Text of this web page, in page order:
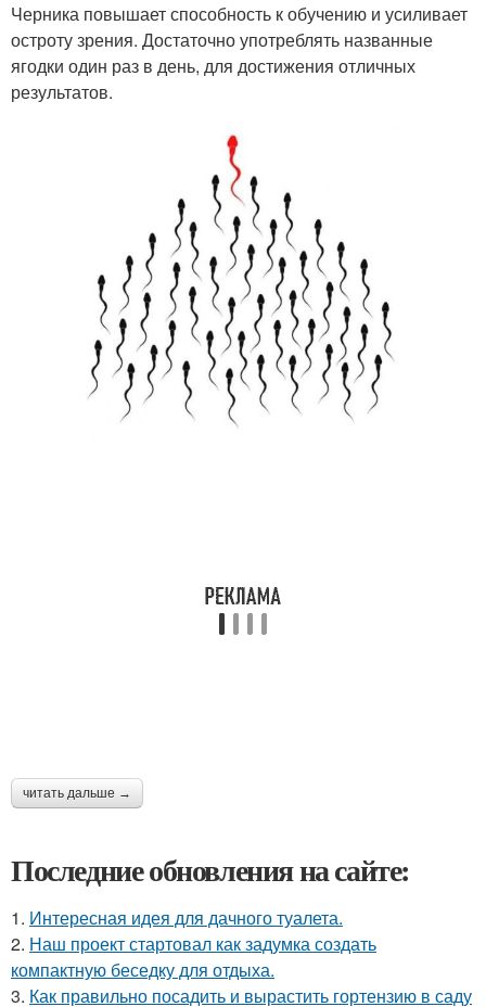
Черника повышает способность к обучению и усиливает
остроту зрения. Достаточно употреблять названные
ягодки один раз в день, для достижения отличных
результатов.
читать дальше →
Последние обновления на сайте:
1. Интересная идея для дачного туалета.
2. Наш проект стартовал как задумка создать
компактную беседку для отдыха.
3. Как правильно посадить и вырастить гортензию в саду